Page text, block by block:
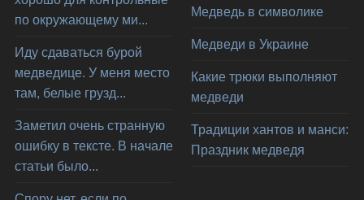
по окружающему ми...
Иду сдаваться бурой
медведице. У меня место
там, белые грузд...
Заметил очень странную
ошибку в тексте. В начале
статьи было...
Медведь в символике
Медведи в Украине
Какие трюки выполняют
медведи
Традиции хантов и манси:
Праздник медведя